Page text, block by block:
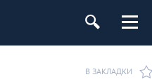
В ЗАКЛАДКИ